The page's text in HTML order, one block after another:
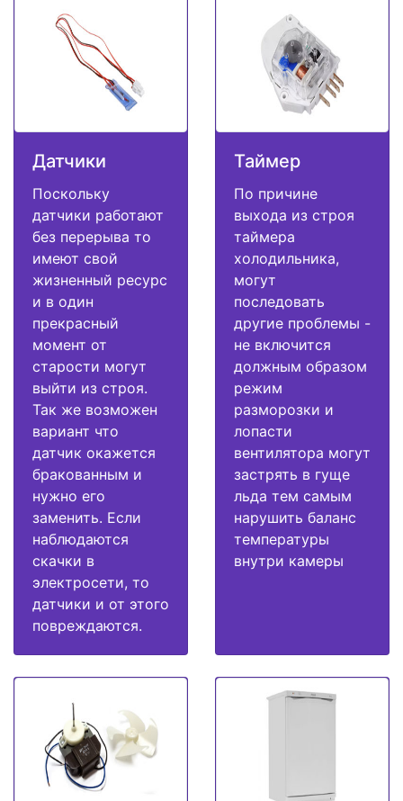
Датчики
Поскольку
датчики работают
без перерыва то
имеют свой
жизненный ресурс
и в один
прекрасный
момент от
старости могут
выйти из строя.
Так же возможен
вариант что
датчик окажется
бракованным и
нужно его
заменить. Если
наблюдаются
скачки в
электросети, то
датчики и от этого
повреждаются.
Таймер
По причине
выхода из строя
таймера
холодильника,
могут
последовать
другие проблемы -
не включится
должным образом
режим
разморозки и
лопасти
вентилятора могут
застрять в гуще
льда тем самым
нарушить баланс
температуры
внутри камеры